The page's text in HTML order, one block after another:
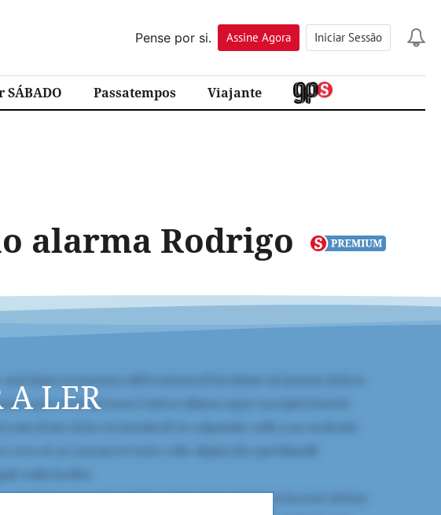
Pense por si.
Assine Agora Iniciar Sessão
SÁBADO Passatempos Viajante
alarma Rodrigo
A LER